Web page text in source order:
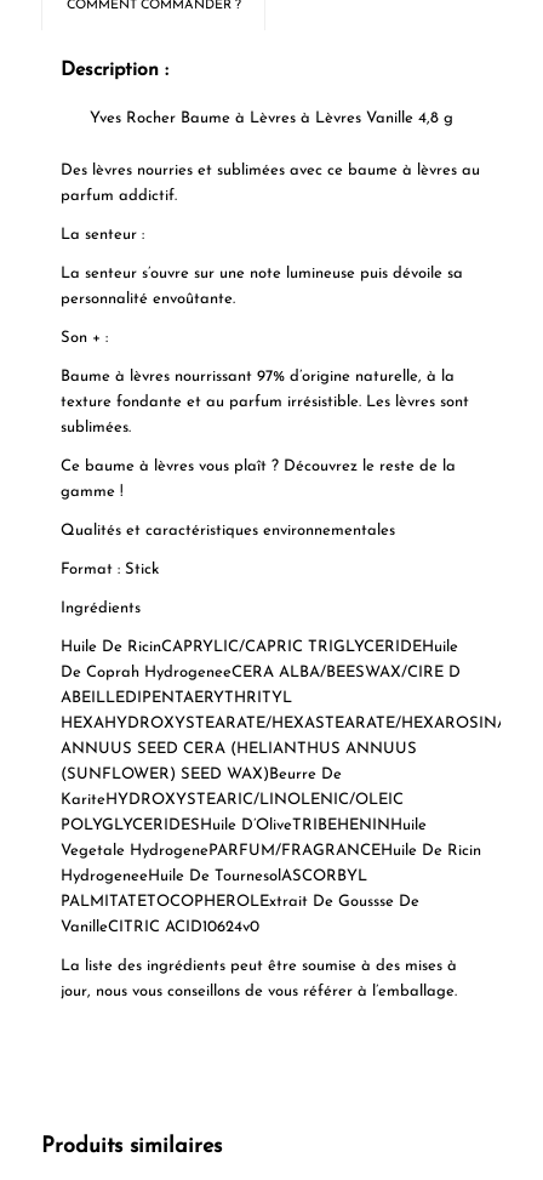
COMMENT COMMANDER ?
Description :
Yves Rocher Baume à Lèvres à Lèvres Vanille 4,8 g
Des lèvres nourries et sublimées avec ce baume à lèvres au
parfum addictif.
La senteur :
La senteur s’ouvre sur une note lumineuse puis dévoile sa
personnalité envoûtante.
Son + :
Baume à lèvres nourrissant 97% d’origine naturelle, à la
texture fondante et au parfum irrésistible. Les lèvres sont
sublimées.
Ce baume à lèvres vous plaît ? Découvrez le reste de la
gamme !
Qualités et caractéristiques environnementales
Format : Stick
Ingrédients
Huile De RicinCAPRYLIC/CAPRIC TRIGLYCERIDEHuile
De Coprah HydrogeneeCERA ALBA/BEESWAX/CIRE D
ABEILLEDIPENTAERYTHRITYL
HEXAHYDROXYSTEARATE/HEXASTEARATE/HEXAROSINATE
ANNUUS SEED CERA (HELIANTHUS ANNUUS
(SUNFLOWER) SEED WAX) Beurre De
KariteHYDROXYSTEARIC/LINOLENIC/OLEIC
POLYGLYCERIDES Huile D’OliveTRIBEHENIN Huile
Vegetale HydrogenePARFUM/FRAGRANCEHuile De Ricin
HydrogeneeHuile De Tournesol ASCORBYL
PALMITATETOCOPHEROLExtrait De Goussse De
VanilleCITRIC ACID10624v0
La liste des ingrédients peut être soumise à des mises à
jour, nous vous conseillons de vous référer à l’emballage.
Produits similaires